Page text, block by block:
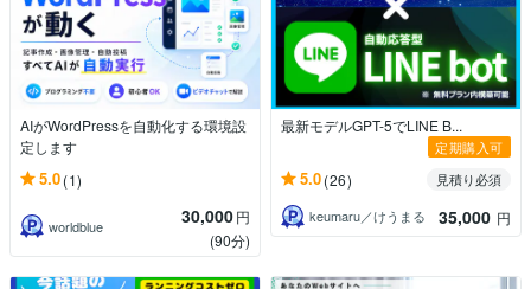
AIがWordPressを自動化する環境設
定します
5.0(1)
worldblue 30,000円
(90分)
最新モデルGPT-5でLINE B...
定期購入可
5.0(26)
見積り必須
keumaru／けうまる
35,000 円